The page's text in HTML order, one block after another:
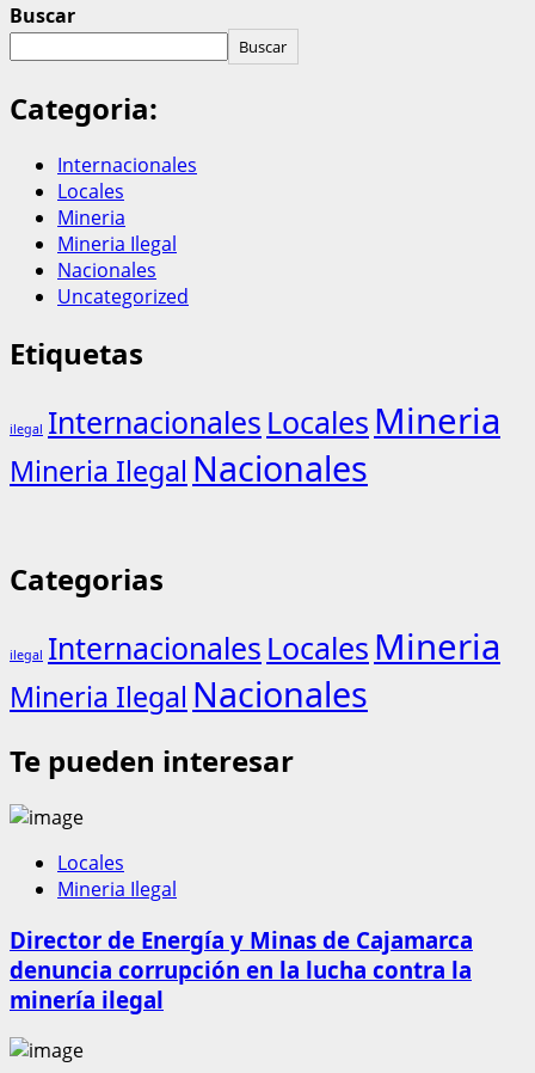
Buscar
Buscar
Categoria:
Internacionales
Locales
Mineria
Mineria Ilegal
Nacionales
Uncategorized
Etiquetas
ilegal Internacionales Locales Mineria
Mineria Ilegal Nacionales
Categorias
ilegal Internacionales Locales Mineria
Mineria Ilegal Nacionales
Te pueden interesar
Locales
Mineria Ilegal
Director de Energía y Minas de Cajamarca
denuncia corrupción en la lucha contra la
minería ilegal